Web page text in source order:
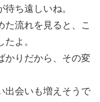
ち遠しいね。
た流れを見ると、こ
よ。
かりだから、その変
出会いも増えそうで